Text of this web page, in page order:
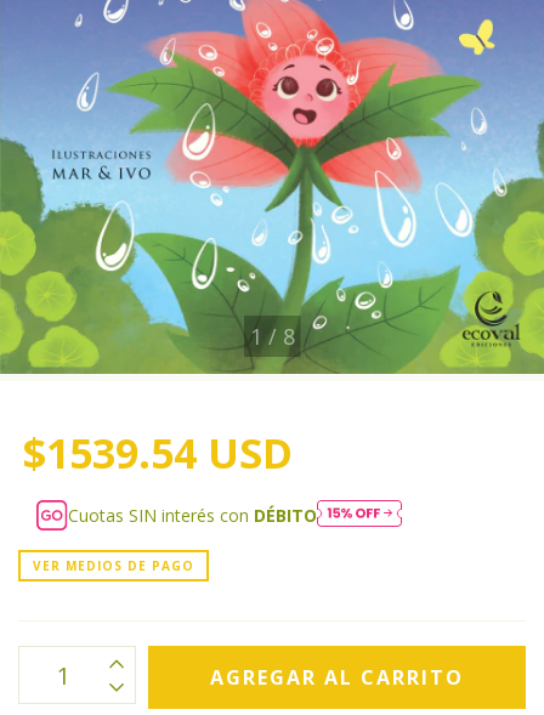
1 / 8
$1539.54 USD
Cuotas SIN interés con DÉBITO
VER MEDIOS DE PAGO